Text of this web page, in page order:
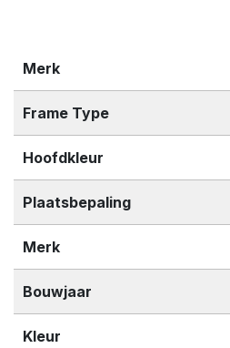
Merk
Frame Type
Hoofdkleur
Plaatsbepaling
Merk
Bouwjaar
Kleur